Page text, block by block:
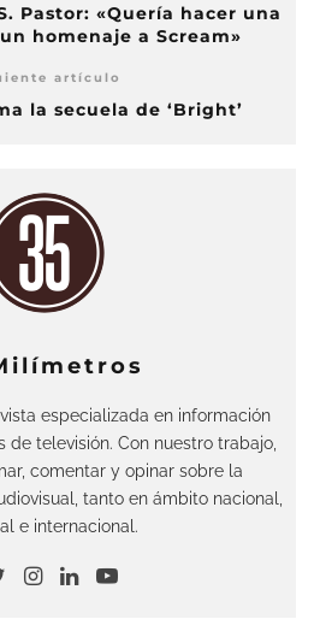
Pastor: «Quería hacer una
homenaje a Scream»
artículo
la secuela de ‘Bright’
especializada en información
televisión. Con nuestro trabajo,
comentar y opinar sobre la
tanto en ámbito nacional,
e internacional.